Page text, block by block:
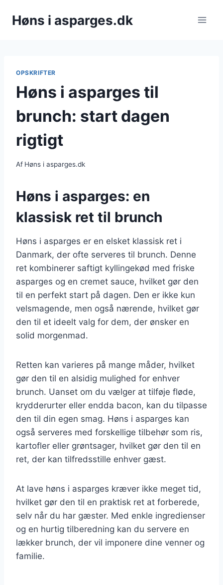
Høns i asparges.dk
OPSKRIFTER
Høns i asparges til
brunch: start dagen
rigtigt
Af Høns i asparges.dk
Høns i asparges: en
klassisk ret til brunch
Høns i asparges er en elsket klassisk ret i
Danmark, der ofte serveres til brunch. Denne
ret kombinerer saftigt kyllingekød med friske
asparges og en cremet sauce, hvilket gør den
til en perfekt start på dagen. Den er ikke kun
velsmagende, men også nærende, hvilket gør
den til et ideelt valg for dem, der ønsker en
solid morgenmad.
Retten kan varieres på mange måder, hvilket
gør den til en alsidig mulighed for enhver
brunch. Uanset om du vælger at tilføje fløde,
krydderurter eller endda bacon, kan du tilpasse
den til din egen smag. Høns i asparges kan
også serveres med forskellige tilbehør som ris,
kartofler eller grøntsager, hvilket gør den til en
ret, der kan tilfredsstille enhver gæst.
At lave høns i asparges kræver ikke meget tid,
hvilket gør den til en praktisk ret at forberede,
selv når du har gæster. Med enkle ingredienser
og en hurtig tilberedning kan du servere en
lækker brunch, der vil imponere dine venner og
familie.